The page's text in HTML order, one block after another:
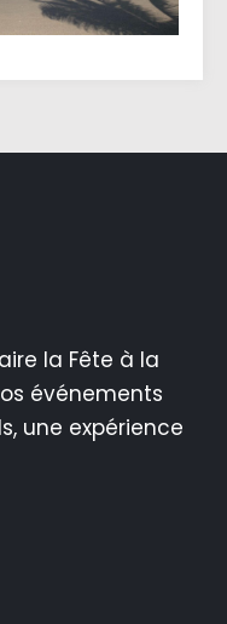
la Fête à la
événements
une expérience